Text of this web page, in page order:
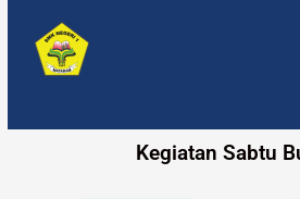
content
Kegiatan Sabtu